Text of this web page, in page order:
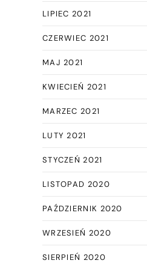
LIPIEC 2021
CZERWIEC 2021
MAJ 2021
KWIECIEŃ 2021
MARZEC 2021
LUTY 2021
STYCZEŃ 2021
LISTOPAD 2020
PAŹDZIERNIK 2020
WRZESIEŃ 2020
SIERPIEŃ 2020